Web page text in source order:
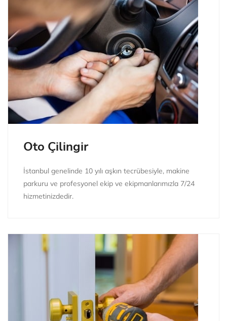
Oto Çilingir
İstanbul genelinde 10 yılı aşkın tecrübesiyle, makine
parkuru ve profesyonel ekip ve ekipmanlarımızla 7/24
hizmetinizdedir.